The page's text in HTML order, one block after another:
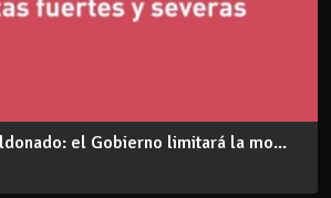
el Gobierno limitará la mo...